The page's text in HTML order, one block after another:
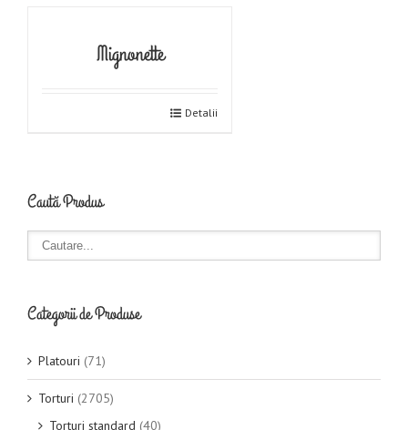
Mignonette
Detalii
Caută Produs
Categorii de Produse
Platouri (71)
Torturi (2705)
Torturi standard (40)